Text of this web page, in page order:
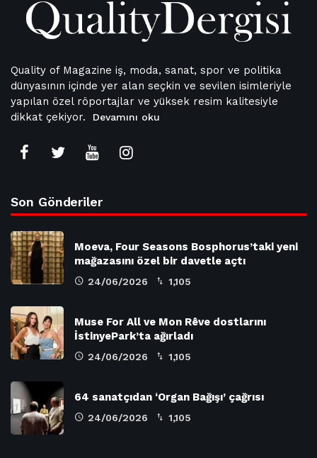
Quality of Magazine iş, moda, sanat, spor ve politika
dünyasının içinde yer alan seçkin ve sevilen isimleriyle
yapılan özel röportajlar ve yüksek resim kalitesiyle
dikkat çekiyor.
Devamını oku
Son Gönderiler
Moeva, Four Seasons Bosphorus’taki yeni
mağazasını özel bir davetle açtı
24/06/2026 1,105
Muse For All ve Mon Rêve dostlarını
İstinyePark’ta ağırladı
24/06/2026 1,105
64 sanatçıdan ‘Organ Bağışı’ çağrısı
24/06/2026 1,105